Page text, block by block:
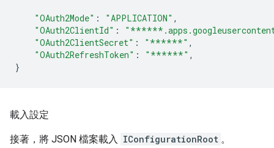
"OAuth2Mode" : "APPLICATION" ,
"OAuth2ClientId" :
"OAuth2ClientSecret" : "******" ,
"OAuth2RefreshToken" : "******" ,
}
載入設定
接著，將 JSON 檔案載入 IConfigurationRoot 。